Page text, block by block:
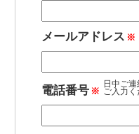
メールアドレス ※
電話番号 ※
日中ご
ご入力